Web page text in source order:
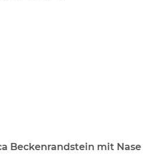
Beckenrandstein mit Nase